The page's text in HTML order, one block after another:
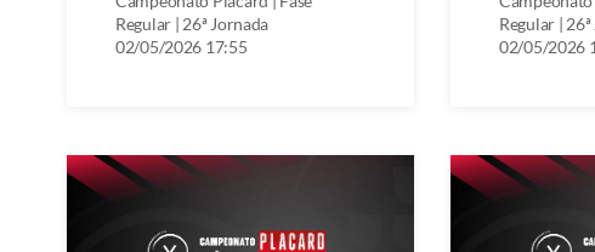
Regular | 26ª Jornada
02/05/2026 17:55
Regular |
02/05/2026